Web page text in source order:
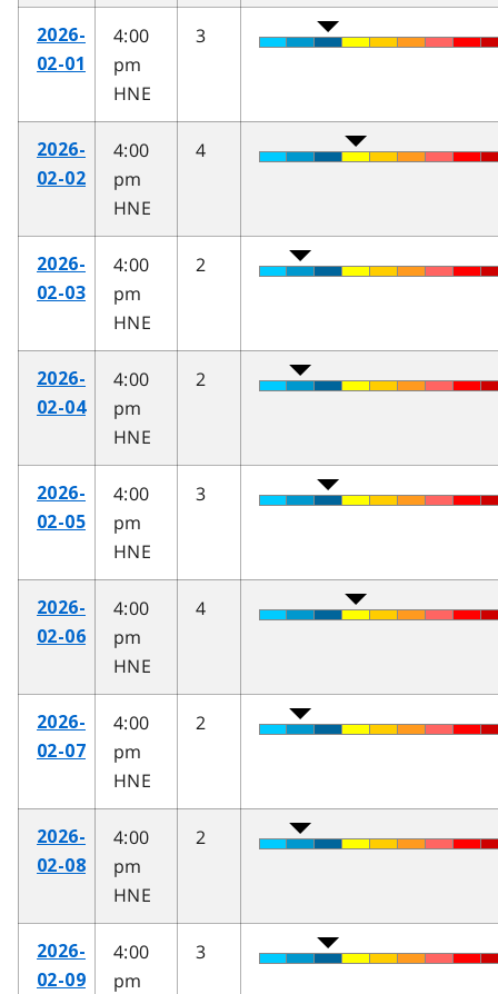
2026-
02-01
4:00
pm
HNE
3
2026-
02-02
4:00
pm
HNE
4
2026-
02-03
4:00
pm
HNE
2
2026-
02-04
4:00
pm
HNE
2
2026-
02-05
4:00
pm
HNE
3
2026-
02-06
4:00
pm
HNE
4
2026-
02-07
4:00
pm
HNE
2
2026-
02-08
4:00
pm
HNE
2
2026-
02-09
4:00
pm
3